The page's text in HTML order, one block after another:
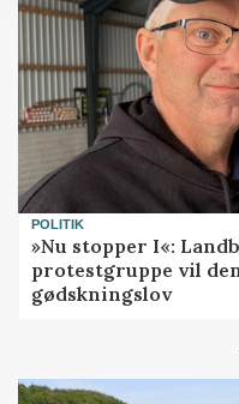
POLITIK
»Nu stopper I«:
protestgruppe vil
gødskningslov